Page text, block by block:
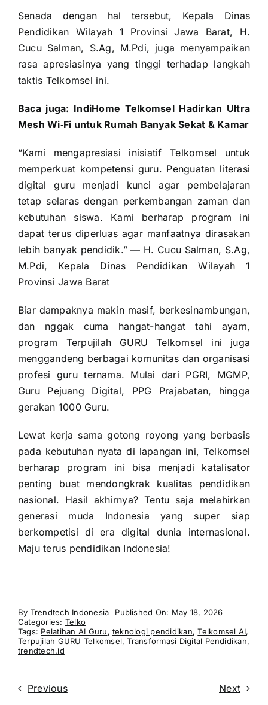
Senada dengan hal tersebut, Kepala Dinas
Pendidikan Wilayah 1 Provinsi Jawa Barat, H.
Cucu Salman, S.Ag, M.Pdi, juga menyampaikan
rasa apresiasinya yang tinggi terhadap langkah
taktis Telkomsel ini.
Baca juga: IndiHome Telkomsel Hadirkan Ultra
Mesh Wi‑Fi untuk Rumah Banyak Sekat & Kamar
“Kami mengapresiasi inisiatif Telkomsel untuk
memperkuat kompetensi guru. Penguatan literasi
digital guru menjadi kunci agar pembelajaran
tetap selaras dengan perkembangan zaman dan
kebutuhan siswa. Kami berharap program ini
dapat terus diperluas agar manfaatnya dirasakan
lebih banyak pendidik.” — H. Cucu Salman, S.Ag,
M.Pdi, Kepala Dinas Pendidikan Wilayah 1
Provinsi Jawa Barat
Biar dampaknya makin masif, berkesinambungan,
dan nggak cuma hangat-hangat tahi ayam,
program Terpujilah GURU Telkomsel ini juga
menggandeng berbagai komunitas dan organisasi
profesi guru ternama. Mulai dari PGRI, MGMP,
Guru Pejuang Digital, PPG Prajabatan, hingga
gerakan 1000 Guru.
Lewat kerja sama gotong royong yang berbasis
pada kebutuhan nyata di lapangan ini, Telkomsel
berharap program ini bisa menjadi katalisator
penting buat mendongkrak kualitas pendidikan
nasional. Hasil akhirnya? Tentu saja melahirkan
generasi muda Indonesia yang super siap
berkompetisi di era digital dunia internasional.
Maju terus pendidikan Indonesia!
By Trendtech Indonesia
Published On: May 18, 2026
Categories: Telko
Tags: Pelatihan AI Guru,teknologi pendidikan,Telkomsel AI,
Terpujilah GURU Telkomsel,Transformasi Digital Pendidikan,
trendtech.id
Previous Next